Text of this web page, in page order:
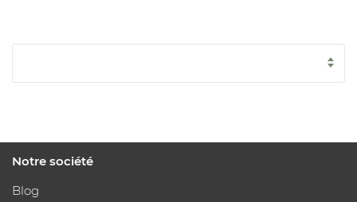
Notre société
Blog